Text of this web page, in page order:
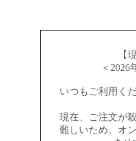
【
＜2026
いつもご利用く
現在、ご注文が
難しいため、オ